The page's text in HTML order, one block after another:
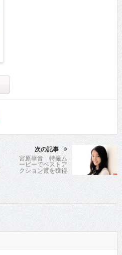
次の記事
宮原華音 特撮ム
ービーでベストア
クション賞を獲得
した若手注目女優
が「BLOOD」シリ
ーズ最新作に出演